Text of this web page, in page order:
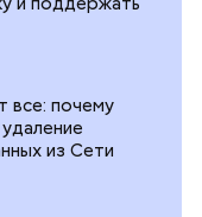
все: почему
из Сети